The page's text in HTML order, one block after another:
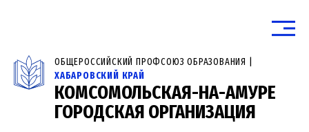
ОБЩЕРОССИЙСКИЙ ПРОФСОЮЗ ОБРАЗОВАНИЯ |
ХАБАРОВСКИЙ КРАЙ
КОМСОМОЛЬСКАЯ-НА-АМУРЕ
ГОРОДСКАЯ ОРГАНИЗАЦИЯ